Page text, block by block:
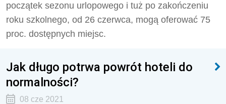
początek sezonu urlopowego i tuż po zakończeniu
roku szkolnego, od 26 czerwca, mogą oferować 75
proc. dostępnych miejsc.
Jak długo potrwa powrót hoteli do
normalności?
08 cze 2021